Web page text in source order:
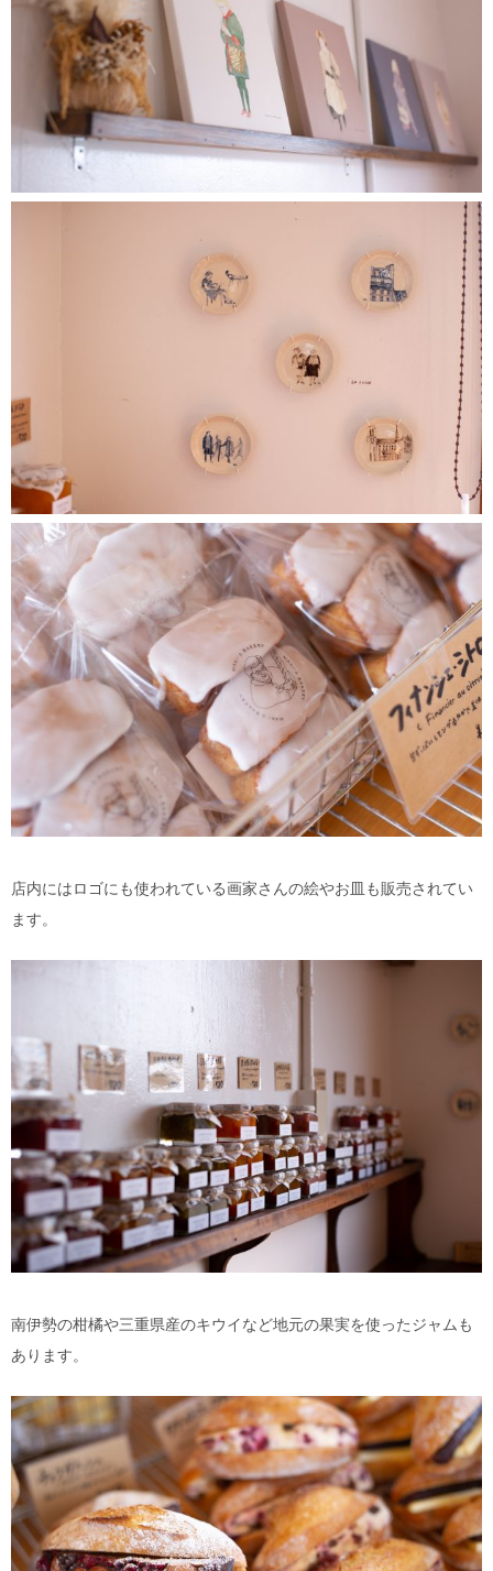
店内にはロゴにも使われている画家さんの絵やお皿も販売されてい
ます。
南伊勢の柑橘や三重県産のキウイなど地元の果実を使ったジャムも
あります。